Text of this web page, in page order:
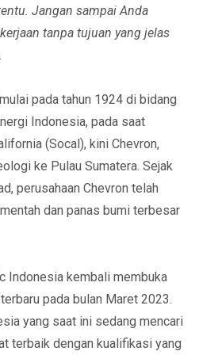
Jangan sampai Anda
tanpa tujuan yang jelas
pada tahun 1924 di bidang
Indonesia, pada saat
(Socal), kini Chevron,
ke Pulau Sumatera. Sejak
perusahaan Chevron telah
dan panas bumi terbesar
Indonesia kembali membuka
pada bulan Maret 2023.
yang saat ini sedang mencari
terbaik dengan kualifikasi yang